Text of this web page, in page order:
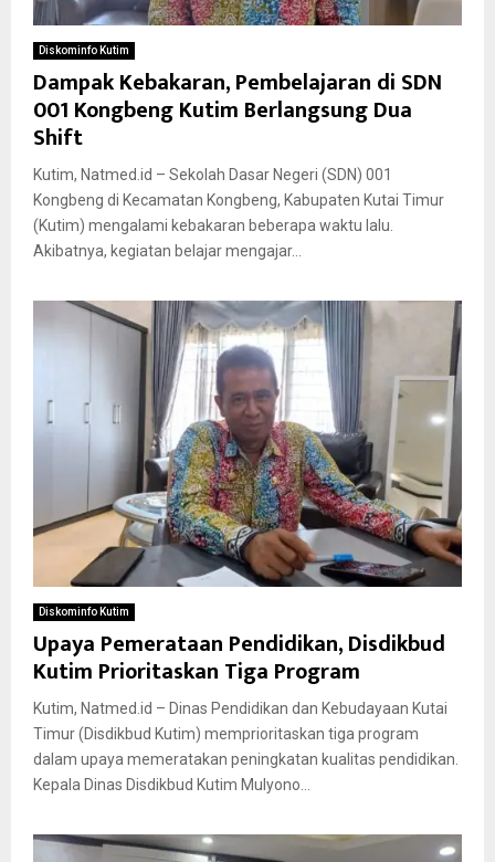
Diskominfo Kutim
Dampak Kebakaran, Pembelajaran di SDN
001 Kongbeng Kutim Berlangsung Dua
Shift
Kutim, Natmed.id – Sekolah Dasar Negeri (SDN) 001
Kongbeng di Kecamatan Kongbeng, Kabupaten Kutai Timur
(Kutim) mengalami kebakaran beberapa waktu lalu.
Akibatnya, kegiatan belajar mengajar...
Diskominfo Kutim
Upaya Pemerataan Pendidikan, Disdikbud
Kutim Prioritaskan Tiga Program
Kutim, Natmed.id – Dinas Pendidikan dan Kebudayaan Kutai
Timur (Disdikbud Kutim) memprioritaskan tiga program
dalam upaya memeratakan peningkatan kualitas pendidikan.
Kepala Dinas Disdikbud Kutim Mulyono...